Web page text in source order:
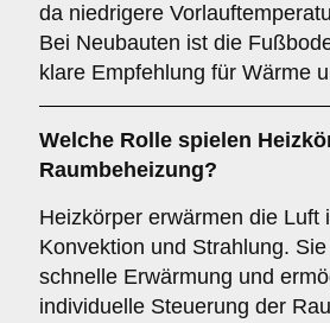
da niedrigere
Bei Neubauten ist die
klare Empfehlung für Wärme
Welche Rolle spielen
Raumbeheizung?
Heizkörper erwärmen die Luft
Konvektion und Strahlung.
schnelle Erwärmung und
individuelle Steuerung der